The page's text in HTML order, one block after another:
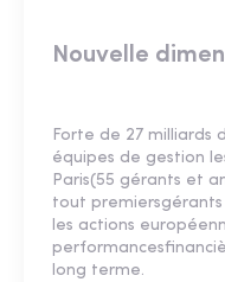
Nouvelle
Forte de 27 milliards
équipes de gestion
Paris(55 gérants et
tout
les actions
long